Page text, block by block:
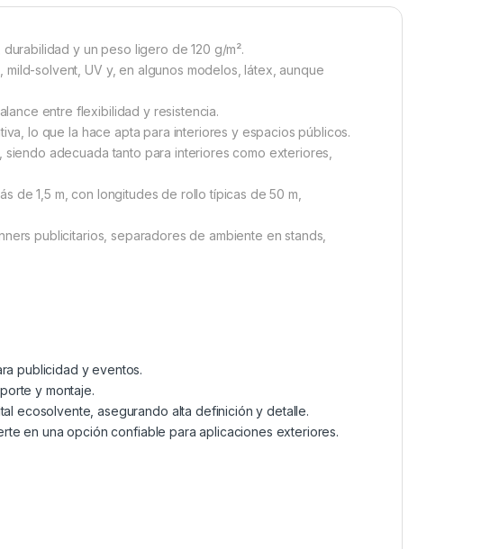
y un peso ligero de 120 g/m².
solvent, UV y, en algunos modelos, látex, aunque
entre flexibilidad y resistencia.
lo que la hace apta para interiores y espacios públicos.
adecuada tanto para interiores como exteriores,
de 1,5 m, con longitudes de rollo típicas de 50 m,
publicitarios, separadores de ambiente en stands,
publicidad y eventos.
y montaje.
ecosolvente, asegurando alta definición y detalle.
en una opción confiable para aplicaciones exteriores.